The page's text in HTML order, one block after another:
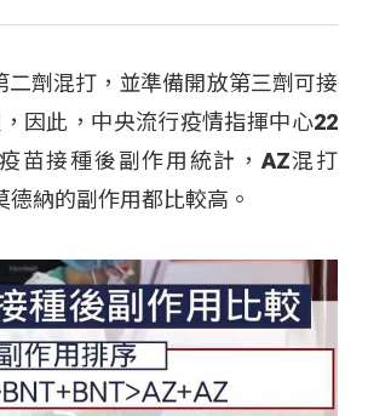
二劑混打，並準備開放第三劑可接
因此，中央流行疫情指揮中心22
苗接種後副作用統計，AZ混打
納的副作用都比較高。